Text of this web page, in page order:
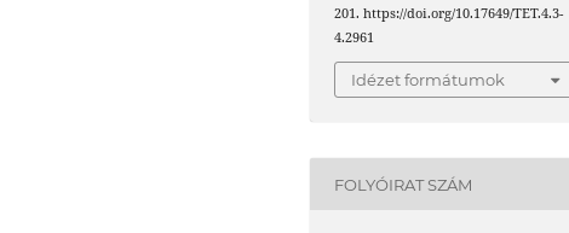
201. https://doi.org/10.17649/TET.4.3-
4.2961
Idézet formátumok
FOLYÓIRAT SZÁM